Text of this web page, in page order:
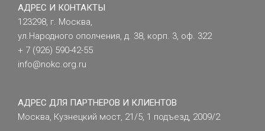
АДРЕС И КОНТАКТЫ
123298, г. Москва,
ул.Народного ополчения, д. 38, корп. 3, оф. 322
+ 7 (926) 590-42-55
info@nokc.org.ru
АДРЕС ДЛЯ ПАРТНЕРОВ И КЛИЕНТОВ
Москва, Кузнецкий мост, 21/5, 1 подъезд, 2009/2